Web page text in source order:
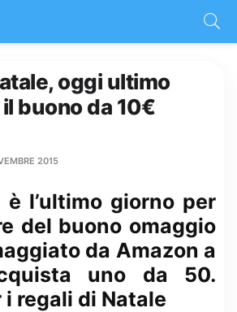
oggi ultimo
buono da 10€
2015
è l’ultimo giorno per
del buono omaggio
da Amazon a
uno da 50.
regali di Natale